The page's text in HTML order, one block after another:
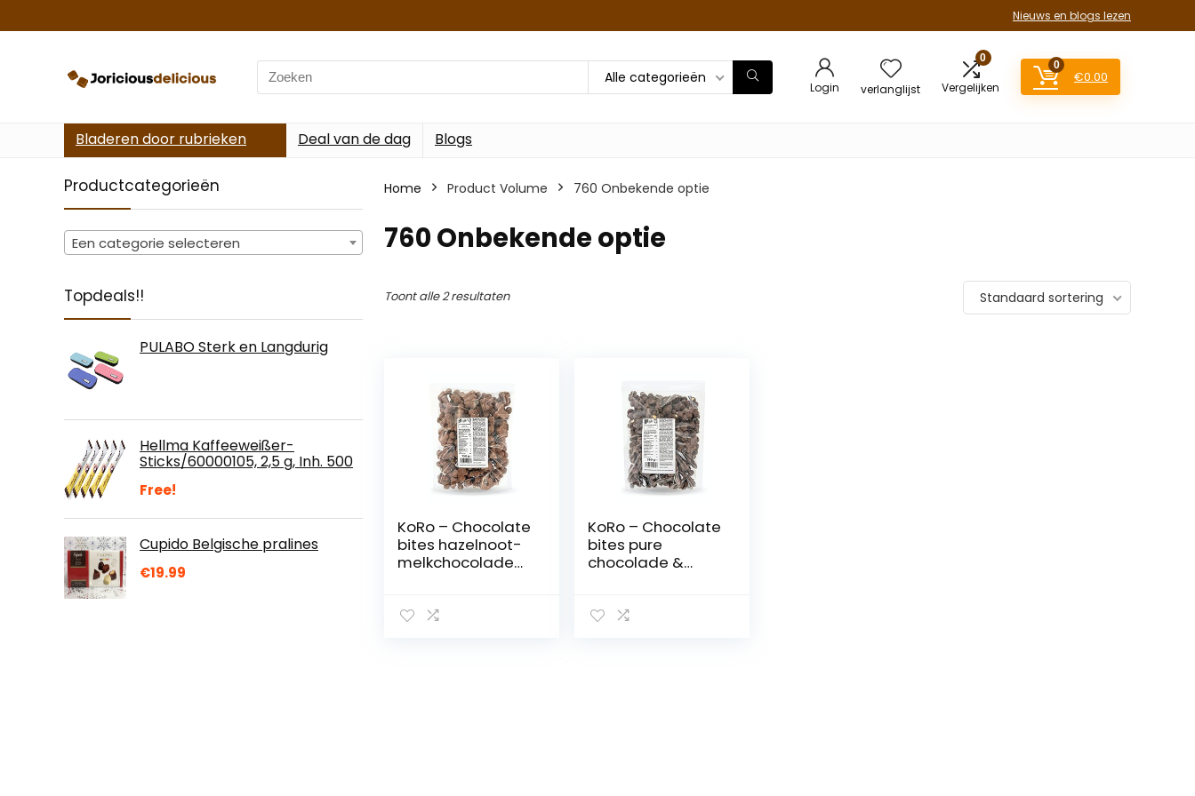
Nieuws en blogs lezen
Search
for:
Alle categorieën
Login verlanglijst
0
Vergelijken
0
€0.00
Bladeren door rubrieken Deal van de dag Blogs
Productcategorieën
Een categorie selecteren
Topdeals!!
PULABO Sterk en Langdurig
Hellma Kaffeeweißer-
Sticks/60000105, 2,5 g, Inh. 500
Free!
Cupido Belgische pralines
€19.99
Home Product Volume ‎760 Onbekende optie
‎760 Onbekende optie
Toont alle 2 resultaten Standaard sortering
KoRo – Chocolate
bites hazelnoot-
melkchocolade
KoRo – Chocolate
bites pure
chocolade &